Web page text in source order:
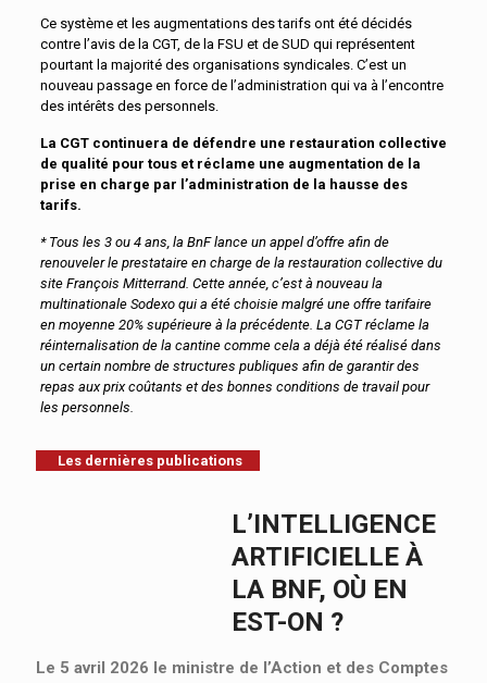
Ce système et les augmentations des tarifs ont été décidés
contre l’avis de la CGT, de la FSU et de SUD qui représentent
pourtant la majorité des organisations syndicales. C’est un
nouveau passage en force de l’administration qui va à l’encontre
des intérêts des personnels.
La CGT continuera de défendre une restauration collective
de qualité pour tous et réclame une augmentation de la
prise en charge par l’administration de la hausse des
tarifs.
* Tous les 3 ou 4 ans, la BnF lance un appel d’offre afin de
renouveler le prestataire en charge de la restauration collective du
site François Mitterrand. Cette année, c’est à nouveau la
multinationale Sodexo qui a été choisie malgré une offre tarifaire
en moyenne 20% supérieure à la précédente. La CGT réclame la
réinternalisation de la cantine comme cela a déjà été réalisé dans
un certain nombre de structures publiques afin de garantir des
repas aux prix coûtants et des bonnes conditions de travail pour
les personnels.
Les dernières publications
L’INTELLIGENCE
ARTIFICIELLE À
LA BNF, OÙ EN
EST-ON ?
Le 5 avril 2026 le ministre de l’Action et des Comptes